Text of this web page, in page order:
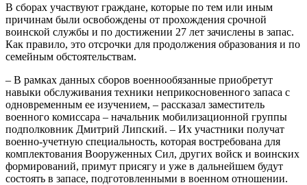
В сборах участвуют граждане, которые по тем или иным
причинам были освобождены от прохождения срочной
воинской службы и по достижении 27 лет зачислены в запас.
Как правило, это отсрочки для продолжения образования и по
семейным обстоятельствам.
– В рамках данных сборов военнообязанные приобретут
навыки обслуживания техники неприкосновенного запаса с
одновременным ее изучением, – рассказал заместитель
военного комиссара – начальник мобилизационной группы
подполковник Дмитрий Липский. – Их участники получат
военно-учетную специальность, которая востребована для
комплектования Вооруженных Сил, других войск и воинских
формирований, примут присягу и уже в дальнейшем будут
состоять в запасе, подготовленными в военном отношении.